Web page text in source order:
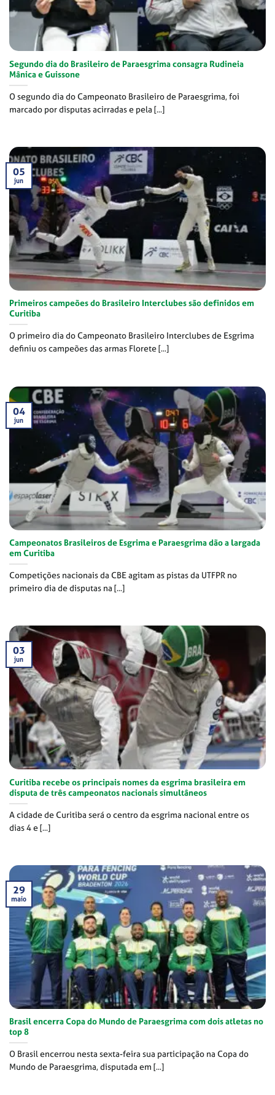
Segundo dia do Brasileiro de Paraesgrima consagra Rudineia
Mânica e Guissone
O segundo dia do Campeonato Brasileiro de Paraesgrima, foi
marcado por disputas acirradas e pela [...]
Primeiros campeões do Brasileiro Interclubes são definidos em
Curitiba
O primeiro dia do Campeonato Brasileiro Interclubes de Esgrima
definiu os campeões das armas Florete [...]
05
jun
Campeonatos Brasileiros de Esgrima e Paraesgrima dão a largada
em Curitiba
Competições nacionais da CBE agitam as pistas da UTFPR no
primeiro dia de disputas na [...]
04
jun
Curitiba recebe os principais nomes da esgrima brasileira em
disputa de três campeonatos nacionais simultâneos
A cidade de Curitiba será o centro da esgrima nacional entre os
dias 4 e [...]
03
jun
Brasil encerra Copa do Mundo de Paraesgrima com dois atletas no
top 8
O Brasil encerrou nesta sexta-feira sua participação na Copa do
Mundo de Paraesgrima, disputada em [...]
29
maio